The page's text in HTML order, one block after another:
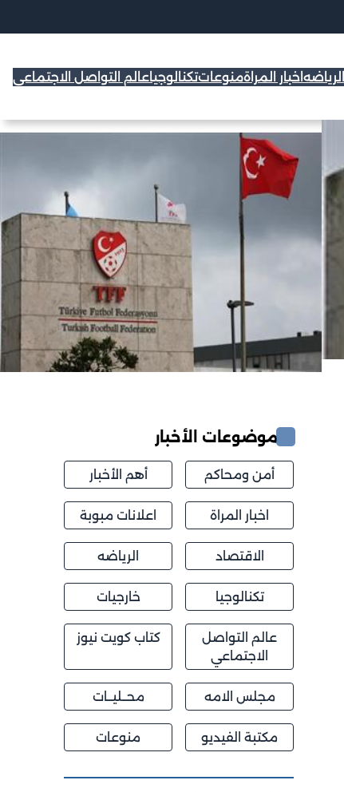
الرياضه اخبار المراةمنوعاتتكنالوجياعالم التواصل الاجتماعي
موضوعات الأخبار
أمن ومحاكم أهم الأخبار
اخبار المراة اعلانات مبوبة
الاقتصاد الرياضه
تكنالوجيا خارجيات
عالم التواصل
الاجتماعي
كتاب كويت نيوز
مجلس الامه محــليــات
مكتبة الفيديو منوعات